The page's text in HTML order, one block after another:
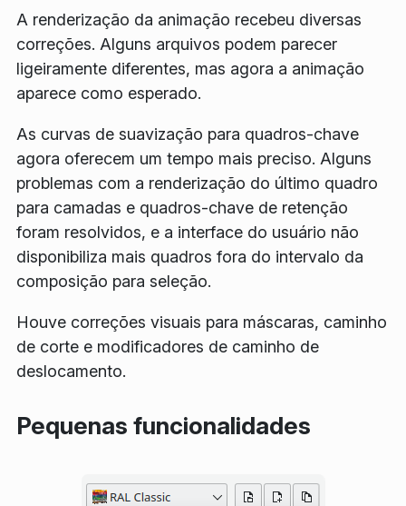
A renderização da animação recebeu diversas
correções. Alguns arquivos podem parecer
ligeiramente diferentes, mas agora a animação
aparece como esperado.
As curvas de suavização para quadros-chave
agora oferecem um tempo mais preciso. Alguns
problemas com a renderização do último quadro
para camadas e quadros-chave de retenção
foram resolvidos, e a interface do usuário não
disponibiliza mais quadros fora do intervalo da
composição para seleção.
Houve correções visuais para máscaras, caminho
de corte e modificadores de caminho de
deslocamento.
Pequenas funcionalidades